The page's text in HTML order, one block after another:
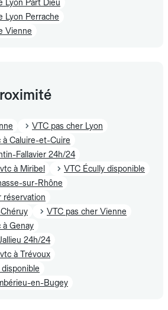
Lyon Part Dieu
Lyon Perrache
Vienne
VTC pas cher Lyon
à Caluire-et-Cuire
Fallavier 24h/24
à Miribel
VTC Écully disponible
sur-Rhône
réservation
VTC pas cher Vienne
à Genay
24h/24
à Trévoux
en-Bugey